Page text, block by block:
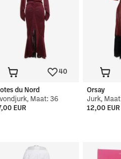
40
du Nord
Maat: 36
EUR
Orsay
Jurk,
12,00 EUR